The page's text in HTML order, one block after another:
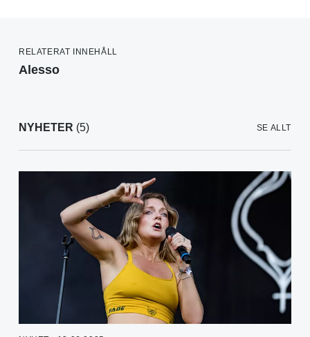
RELATERAT INNEHÅLL
Alesso
NYHETER (5) SE ALLT